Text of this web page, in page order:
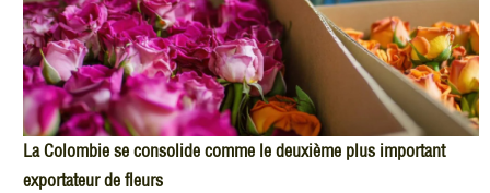
La Colombie se consolide comme le deuxième plus important
exportateur de fleurs